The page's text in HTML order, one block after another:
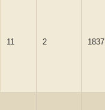
11 2 1837